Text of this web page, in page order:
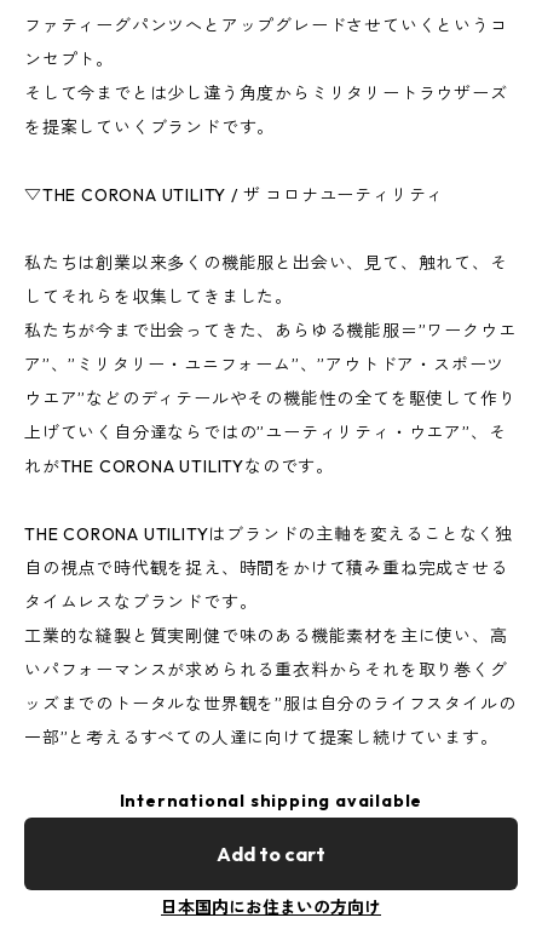
ファティーグパンツへとアップグレードさせていくというコ
ンセプト。
そして今までとは少し違う角度からミリタリートラウザーズ
を提案していくブランドです。
▽THE CORONA UTILITY / ザ コロナユーティリティ
私たちは創業以来多くの機能服と出会い、見て、触れて、そ
してそれらを収集してきました。
私たちが今まで出会ってきた、あらゆる機能服＝”ワークウエ
ア”、”ミリタリー・ユニフォーム”、”アウトドア・スポーツ
ウエア”などのディテールやその機能性の全てを駆使して作り
上げていく自分達ならではの”ユーティリティ・ウエア”、そ
れがTHE CORONA UTILITYなのです。
THE CORONA UTILITYはブランドの主軸を変えることなく独
自の視点で時代観を捉え、時間をかけて積み重ね完成させる
タイムレスなブランドです。
工業的な縫製と質実剛健で味のある機能素材を主に使い、高
いパフォーマンスが求められる重衣料からそれを取り巻くグ
ッズまでのトータルな世界観を”服は自分のライフスタイルの
一部”と考えるすべての人達に向けて提案し続けています。
International shipping available
Add to cart
日本国内にお住まいの方向け